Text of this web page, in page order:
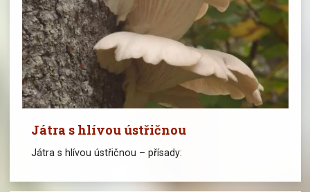
Játra s hlívou ústřičnou
Játra s hlívou ústřičnou – přísady: